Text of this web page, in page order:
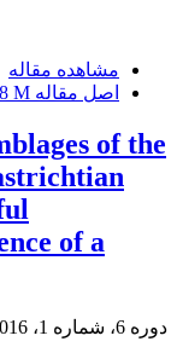
مشاهده مقاله
اصل مقاله M
of the
of a
دوره 6، شماره 1، 2016، صفحه